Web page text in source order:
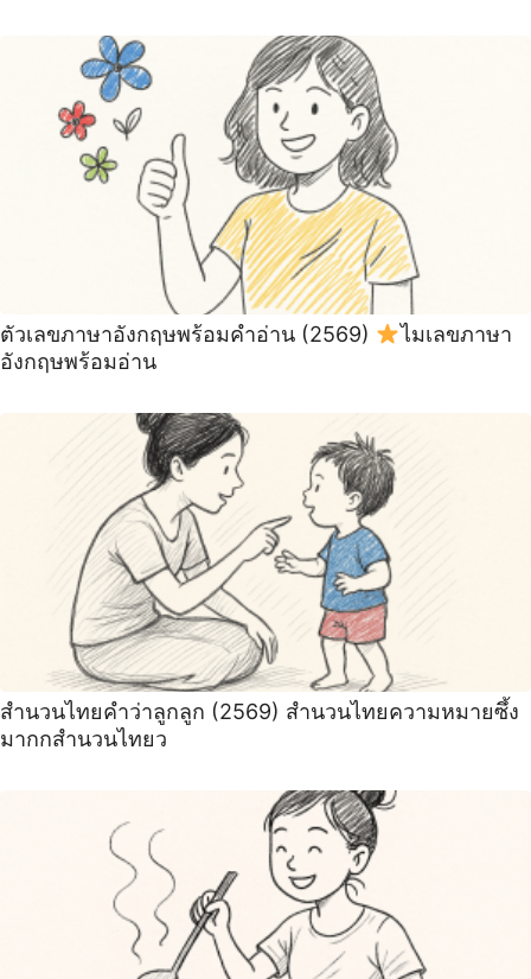
ตัวเลขภาษาอังกฤษพร้อมคำอ่าน (2569)
ไมเลขภาษา
อังกฤษพร้อมอ่าน
สำนวนไทยคำว่าลูกลูก (2569) สำนวนไทยความหมายซึ้ง
มากกสำนวนไทยว